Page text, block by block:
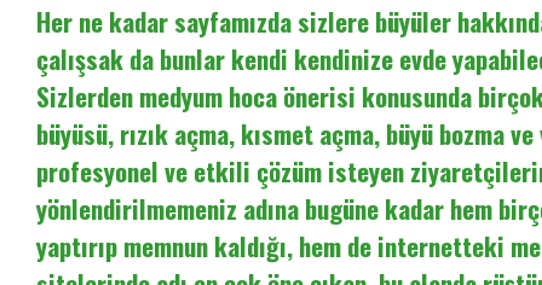
Her ne kadar sayfamızda sizlere büyüler
çalışsak da bunlar kendi kendinize evde
Sizlerden medyum hoca önerisi konusunda
büyüsü, rızık açma, kısmet açma, büyü bozma
profesyonel ve etkili çözüm isteyen
yönlendirilmemeniz adına bugüne kadar hem
yaptırıp memnun kaldığı, hem de internetteki